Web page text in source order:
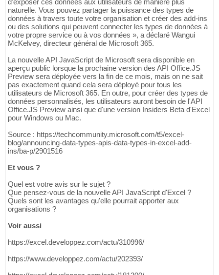
d'exposer ces données aux utilisateurs de manière plus
naturelle. Vous pouvez partager la puissance des types de
données à travers toute votre organisation et créer des add-ins
ou des solutions qui peuvent connecter les types de données à
votre propre service ou à vos données », a déclaré Wangui
McKelvey, directeur général de Microsoft 365.
La nouvelle API JavaScript de Microsoft sera disponible en
aperçu public lorsque la prochaine version des API Office.JS
Preview sera déployée vers la fin de ce mois, mais on ne sait
pas exactement quand cela sera déployé pour tous les
utilisateurs de Microsoft 365. En outre, pour créer des types de
données personnalisés, les utilisateurs auront besoin de l'API
Office.JS Preview ainsi que d'une version Insiders Beta d'Excel
pour Windows ou Mac.
Source : https://techcommunity.microsoft.com/t5/excel-
blog/announcing-data-types-apis-data-types-in-excel-add-
ins/ba-p/2901516
Et vous ?
Quel est votre avis sur le sujet ?
Que pensez-vous de la nouvelle API JavaScript d'Excel ?
Quels sont les avantages qu'elle pourrait apporter aux
organisations ?
Voir aussi
https://excel.developpez.com/actu/310996/
https://www.developpez.com/actu/202393/